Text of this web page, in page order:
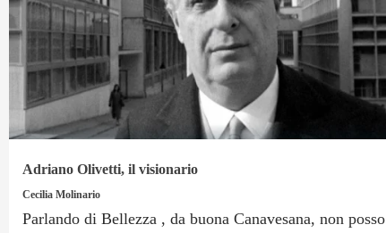
Adriano Olivetti, il visionario
Cecilia Molinario
Parlando di Bellezza , da buona Canavesana, non posso